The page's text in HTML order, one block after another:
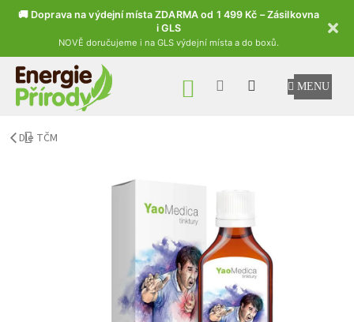
🚚 Doprava na výdejní místa ZDARMA od 1 499 Kč – Zásilkovna
i GLS
NOVĚ doručujeme i na GLS výdejní místa a do boxů.
Přejít na obsah
NÁKUPNÍ KOŠÍK
Dle TČM